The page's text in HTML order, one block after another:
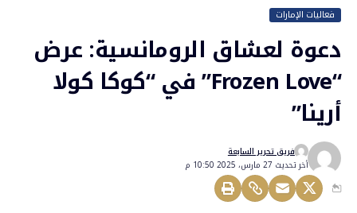
فعاليات الإمارات
دعوة لعشاق الرومانسية: عرض
“Frozen Love” في “كوكا كولا
أرينا”
أخر تحديث 27 مارس، 2025 10:50 م
فريق تحرير السابعة